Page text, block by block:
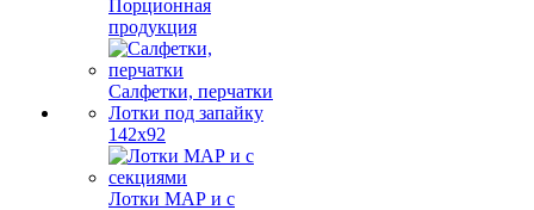
Порционная
продукция
Салфетки, перчатки
Лотки под запайку
142х92
Лотки МАР и с